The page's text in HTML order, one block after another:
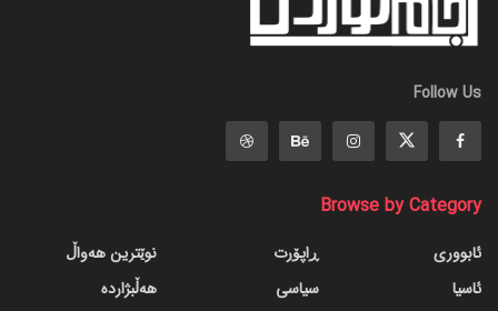
Follow Us
Browse by Category
ئابووری
ئاسیا
ڕاپۆرت
سیاسی
نوێترین هەواڵ
هەڵبژاردە